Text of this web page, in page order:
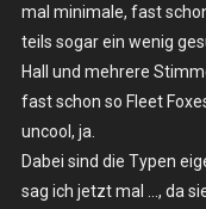
mal minimale, fast
teils sogar ein wenig
Hall und mehrere
fast schon so Fleet
uncool, ja.
Dabei sind die Typen
sag ich jetzt mal …, da